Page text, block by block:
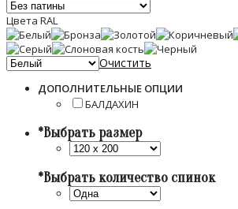
Цвета RAL
Очистить
ДОПОЛНИТЕЛЬНЫЕ ОПЦИИ
БАЛДАХИН
*Выбрать размер
*Выбрать количество спинок